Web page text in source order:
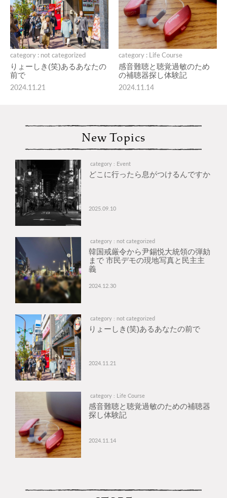
category : not categorized
りょーしき(笑)あるあなたの
前で
2024.11.21
category : Life Course
感音難聴と聴覚過敏のため
の補聴器探し体験記
2024.11.14
New Topics
category : Event
どこに行ったら息がつけるんですか
2025.09.10
category : not categorized
韓国戒厳令から尹錫悦大統領の弾劾
まで 市民デモの現地写真と民主主
義
2024.12.30
category : not categorized
りょーしき(笑)あるあなたの前で
2024.11.21
category : Life Course
感音難聴と聴覚過敏のための補聴器
探し体験記
2024.11.14